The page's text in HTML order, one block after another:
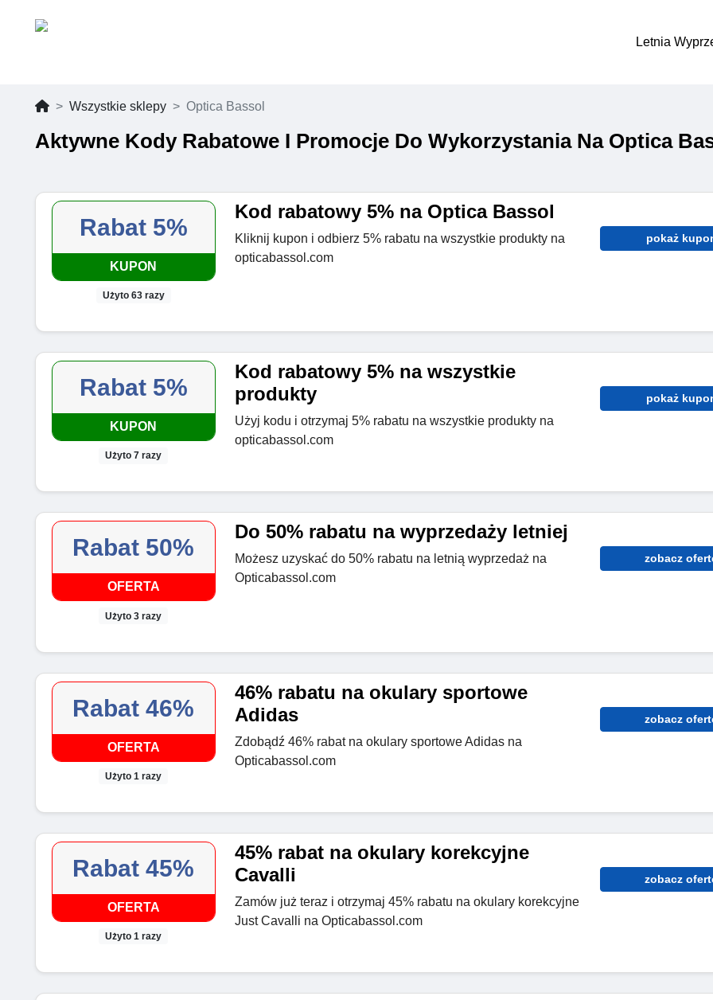
Letnia
Wszystkie sklepy Optica Bassol
Aktywne Kody Rabatowe I Promocje Do Wykorzystania Na Optica
Rabat 5%
KUPON
Użyto 63 razy
Kod rabatowy 5% na Optica Bassol
Kliknij kupon i odbierz 5% rabatu na wszystkie produkty na
opticabassol.com
pokaż
Rabat 5%
KUPON
Użyto 7 razy
Kod rabatowy 5% na wszystkie
produkty
Użyj kodu i otrzymaj 5% rabatu na wszystkie produkty na
opticabassol.com
pokaż
Rabat 50%
OFERTA
Użyto 3 razy
Do 50% rabatu na wyprzedaży letniej
Możesz uzyskać do 50% rabatu na letnią wyprzedaż na
Opticabassol.com
zobacz
Rabat 46%
OFERTA
Użyto 1 razy
46% rabatu na okulary sportowe
Adidas
Zdobądź 46% rabat na okulary sportowe Adidas na
Opticabassol.com
zobacz
Rabat 45%
OFERTA
Użyto 1 razy
45% rabat na okulary korekcyjne
Cavalli
Zamów już teraz i otrzymaj 45% rabatu na okulary korekcyjne
Just Cavalli na Opticabassol.com
zobacz